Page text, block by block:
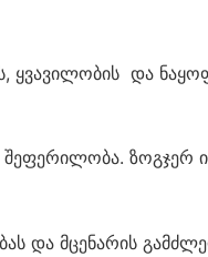
ყვავილობის და
ზოგჯერ
და მცენარის